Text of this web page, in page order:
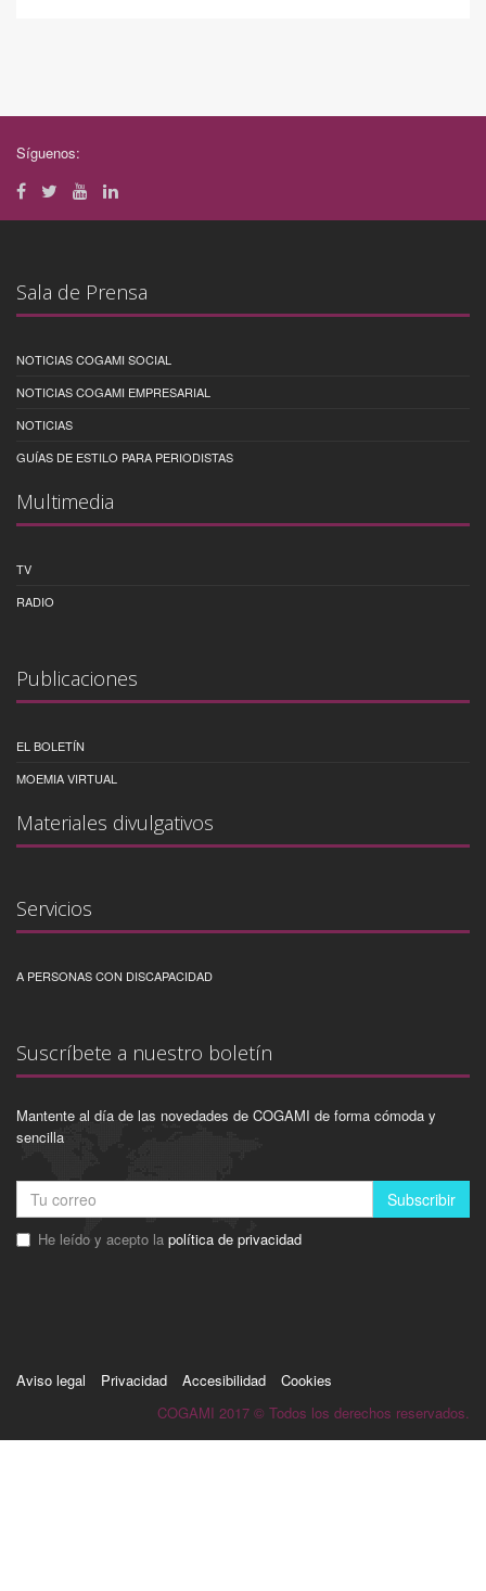
Síguenos:
Sala de Prensa
NOTICIAS COGAMI SOCIAL
NOTICIAS COGAMI EMPRESARIAL
NOTICIAS
GUÍAS DE ESTILO PARA PERIODISTAS
Multimedia
TV
RADIO
Publicaciones
EL BOLETÍN
MOEMIA VIRTUAL
Materiales divulgativos
Servicios
A PERSONAS CON DISCAPACIDAD
Suscríbete a nuestro boletín
Mantente al día de las novedades de COGAMI de forma cómoda y
sencilla
Subscribir
He leído y acepto la política de privacidad
Aviso legal Privacidad Accesibilidad
Cookies
COGAMI 2017 © Todos los derechos reservados.